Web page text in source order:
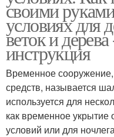
своими
условиях для
веток и
инструкция
Временное
средств, называется
используется для
как временное укрытие
условий или для